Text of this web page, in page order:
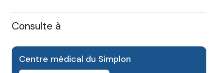
Consulte à
Centre médical du Simplon